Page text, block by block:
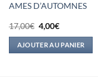
AMES D’AUTOMNES
17,00€ Le
prix
initial
était :
17,00€.
4,00€Le
actuel
est :
4,00€.
AJOUTER AU PANIER